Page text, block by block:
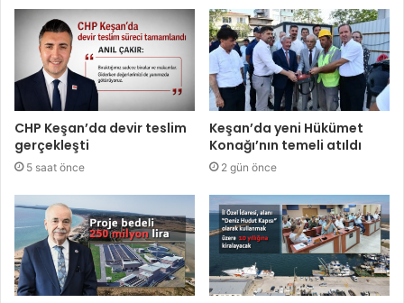
CHP Keşan’da devir teslim
gerçekleşti
5 saat önce
Keşan’da yeni Hükümet
Konağı’nın temeli atıldı
2 gün önce